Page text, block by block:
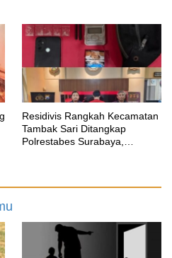
Residivis Rangkah Kecamatan
Tambak Sari Ditangkap
Polrestabes Surabaya,